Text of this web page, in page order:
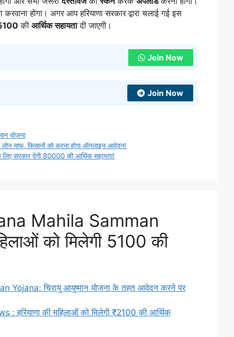
होगा। अगर आप हरियाणा सरकार द्वारा चलाई गई इस
की आर्थिक सहायतादी जाएगी।
Join Now
Join Now
योजना
माफ, किसानों को करना होगा ऑनलाइन आवेदन!
सरकार देगी 80000 की आर्थिक सहायता!
Mahila Samman
को मिलेगी 5100 की
Yojana: चिरायु आयुष्मान योजना के तहत आवेदन करने पर
हरियाणा की महिलाओं को मिलेगी ₹2100 की आर्थिक